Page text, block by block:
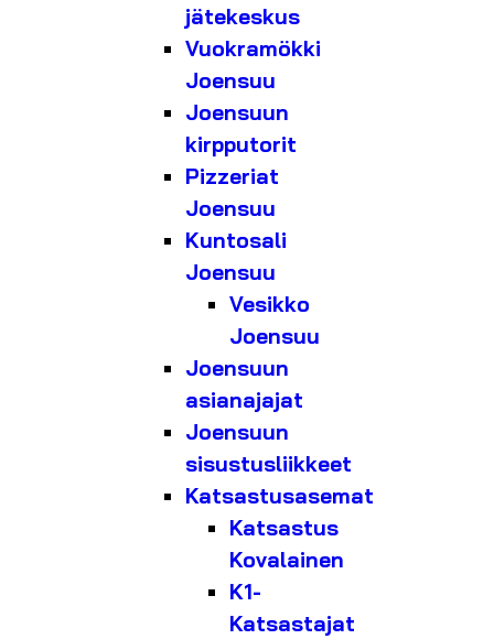
jätekeskus
Vuokramökki
Joensuu
Joensuun
kirpputorit
Pizzeriat
Joensuu
Kuntosali
Joensuu
Vesikko
Joensuu
Joensuun
asianajajat
Joensuun
sisustusliikkeet
Katsastusasemat
Katsastus
Kovalainen
K1-
Katsastajat